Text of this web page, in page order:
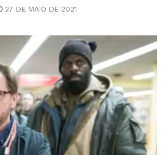
27 DE MAIO DE 2021